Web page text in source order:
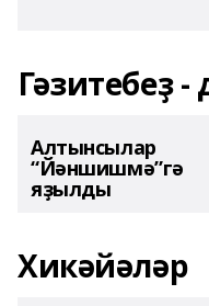
Гәзитебеҙ
Алтынсылар
“Йәншишмә”гә
яҙылды
Хикәйәләр